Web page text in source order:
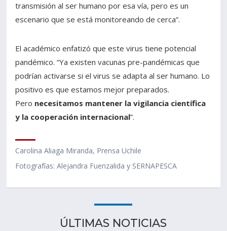
transmisión al ser humano por esa vía, pero es un
escenario que se está monitoreando de cerca”.
El académico enfatizó que este virus tiene potencial
pandémico. “Ya existen vacunas pre-pandémicas que
podrían activarse si el virus se adapta al ser humano. Lo
positivo es que estamos mejor preparados.
Pero necesitamos mantener la vigilancia científica
y la cooperación internacional”.
Carolina Aliaga Miranda, Prensa Uchile
Fotografías: Alejandra Fuenzalida y SERNAPESCA
ÚLTIMAS NOTICIAS